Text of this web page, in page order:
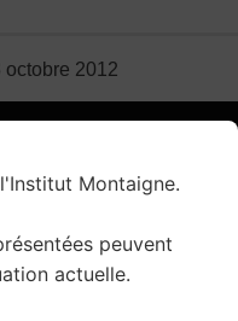
octobre 2012
Montaigne.
peuvent
actuelle.